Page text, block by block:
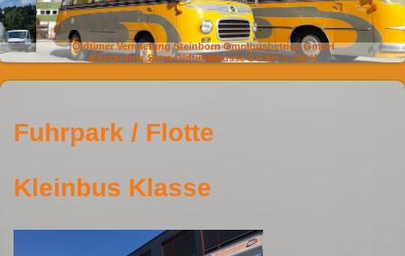
Oldtimer Vermietung Steinborn Omnibusbetrieb GmbH
Kässbohrer Setra Oldtimerbusse S 6 bis S 208 H
Fuhrpark / Flotte
Kleinbus Klasse